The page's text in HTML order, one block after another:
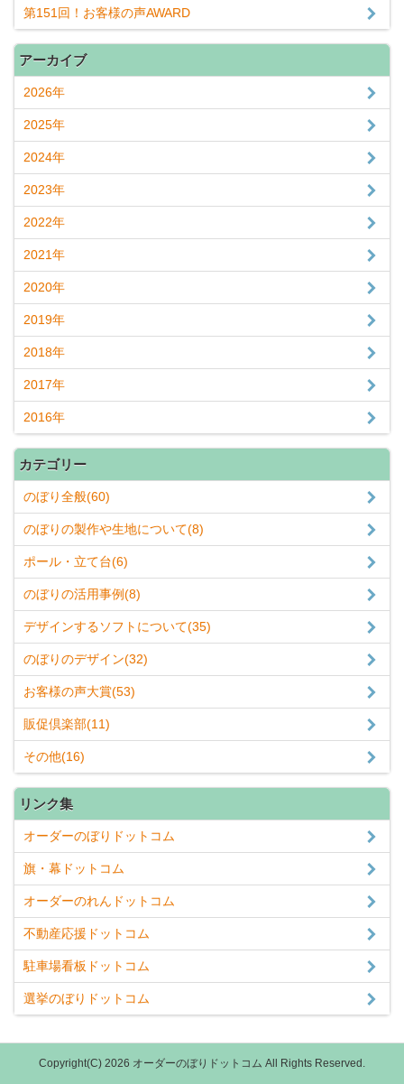
第151回！お客様の声AWARD
アーカイブ
2026年
2025年
2024年
2023年
2022年
2021年
2020年
2019年
2018年
2017年
2016年
カテゴリー
のぼり全般(60)
のぼりの製作や生地について(8)
ポール・立て台(6)
のぼりの活用事例(8)
デザインするソフトについて(35)
のぼりのデザイン(32)
お客様の声大賞(53)
販促倶楽部(11)
その他(16)
リンク集
オーダーのぼりドットコム
旗・幕ドットコム
オーダーのれんドットコム
不動産応援ドットコム
駐車場看板ドットコム
選挙のぼりドットコム
Copyright(C) 2026 オーダーのぼりドットコム All Rights Reserved.